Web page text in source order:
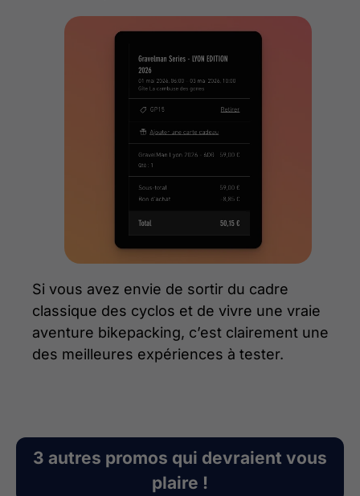
Si vous avez envie de sortir du cadre
classique des cyclos et de vivre une vraie
aventure bikepacking, c’est clairement une
des meilleures expériences à tester.
3 autres promos qui devraient vous
plaire !